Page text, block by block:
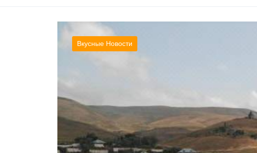
Вкусные Новости